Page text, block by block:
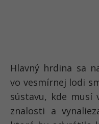
Hlavný hrdina sa
vo vesmírnej lodi
sústavu, kde musí
znalosti a